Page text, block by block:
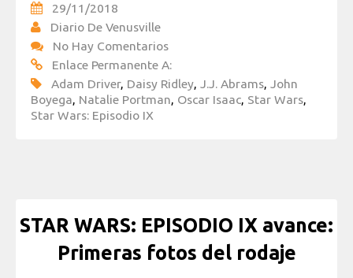
29/11/2018
Diario De Venusville
No Hay Comentarios
Enlace Permanente A:
Adam Driver, Daisy Ridley, J.J. Abrams, John
Boyega, Natalie Portman, Oscar Isaac, Star Wars,
Star Wars: Episodio IX
STAR WARS: EPISODIO IX avance:
Primeras fotos del rodaje